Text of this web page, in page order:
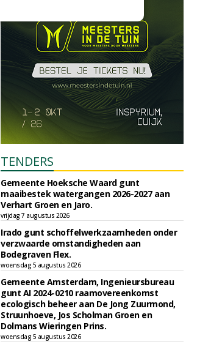
TENDERS
Gemeente Hoeksche Waard gunt
maaibestek watergangen 2026-2027 aan
Verhart Groen en Jaro.
vrijdag 7 augustus 2026
Irado gunt schoffelwerkzaamheden onder
verzwaarde omstandigheden aan
Bodegraven Flex.
woensdag 5 augustus 2026
Gemeente Amsterdam, Ingenieursbureau
gunt AI 2024-0210 raamovereenkomst
ecologisch beheer aan De Jong Zuurmond,
Struunhoeve, Jos Scholman Groen en
Dolmans Wieringen Prins.
woensdag 5 augustus 2026